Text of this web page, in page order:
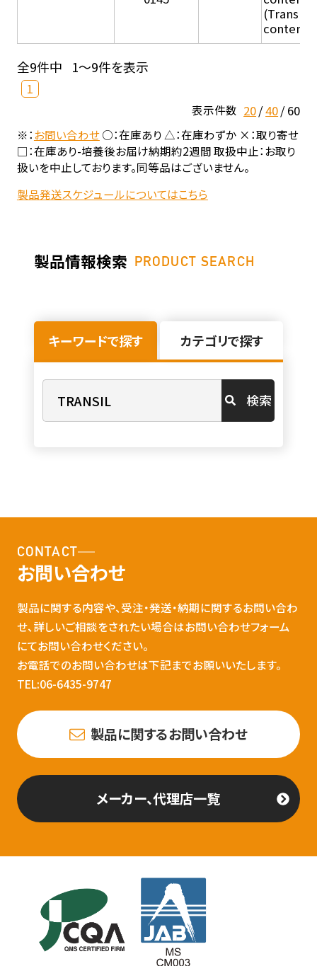
(Transil
content
全9件中 1～9件を表示
1
表示件数 20 40 60
※：お問い合わせ○：在庫あり △：在庫わずか ×：取り寄せ
□：在庫あり-培養後お届け納期約2週間 取扱中止：お取り
扱いを中止しております。同等品はございません。
製品発送スケジュールについてはこちら
製品情報検索 PRODUCT SEARCH
キーワードで探す カテゴリで探す
検索
CONTACT
お問い合わせ
製品に関する内容や、受注・発送・納期に関するお問い合わ
せ、詳しいご相談をされたい場合はお問い合わせフォーム
にてお問い合わせください。
お電話でのお問い合わせは下記までお願いいたします。
TEL:06-6435-9747
製品に関するお問い合わせ
メーカー、代理店一覧